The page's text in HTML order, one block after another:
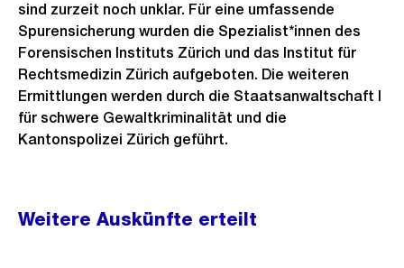
sind zurzeit noch unklar. Für eine umfassende
Spurensicherung wurden die Spezialist*innen des
Forensischen Instituts Zürich und das Institut für
Rechtsmedizin Zürich aufgeboten. Die weiteren
Ermittlungen werden durch die Staatsanwaltschaft I
für schwere Gewaltkriminalität und die
Kantonspolizei Zürich geführt.
Weitere
Informationen
Weitere Auskünfte erteilt